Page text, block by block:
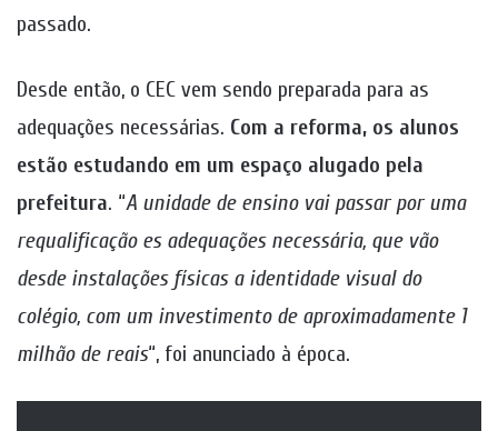
passado.
Desde então, o CEC vem sendo preparada para as
adequações necessárias. Com a reforma, os alunos
estão estudando em um espaço alugado pela
prefeitura. “A unidade de ensino vai passar por uma
requalificação es adequações necessária, que vão
desde instalações físicas a identidade visual do
colégio, com um investimento de aproximadamente 1
milhão de reais“, foi anunciado à época.